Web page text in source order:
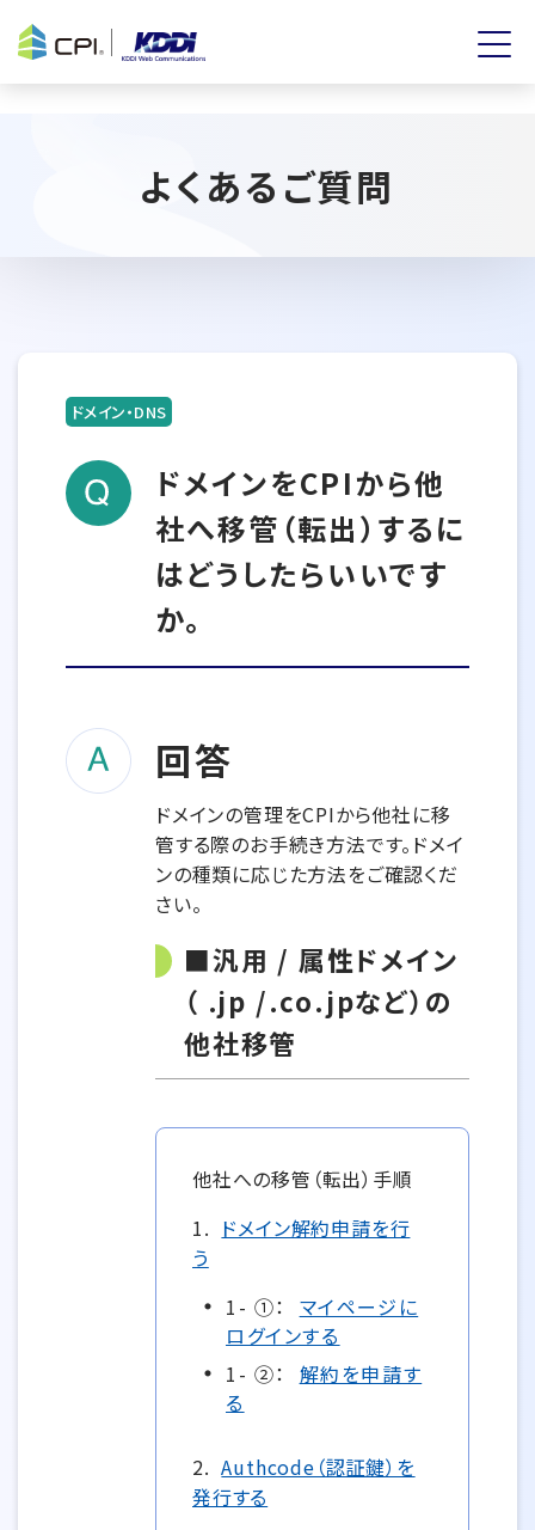
よくあるご質問
ドメイン・DNS
ドメインをCPIから他
社へ移管（転出）するに
はどうしたらいいです
か。
回答
ドメインの管理をCPIから他社に移
管する際のお手続き方法です。ドメイ
ンの種類に応じた方法をご確認くだ
さい。
■汎用 / 属性ドメイン
（ .jp /.co.jpなど）の
他社移管
他社への移管（転出）手順
1. ドメイン解約申請を行
う
1- ①：
マイページに
ログインする
1- ②：
解約を申請す
る
2. Authcode（認証鍵）を
発行する